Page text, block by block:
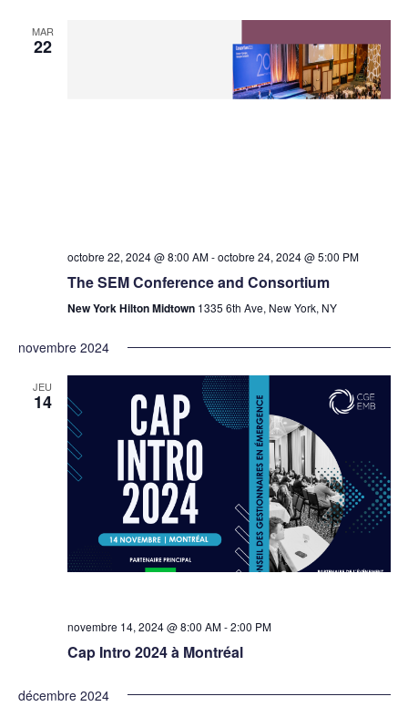
MAR
22
octobre 22, 2024 @ 8:00 AM-octobre 24, 2024 @ 5:00 PM
The SEM Conference and Consortium
New York Hilton Midtown 1335 6th Ave, New York, NY
novembre 2024
JEU
14
novembre 14, 2024 @ 8:00 AM-2:00 PM
Cap Intro 2024 à Montréal
décembre 2024